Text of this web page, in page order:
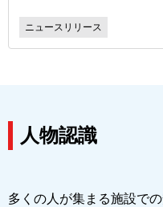
ニュースリリース
人物認識
多くの人が集まる施設で